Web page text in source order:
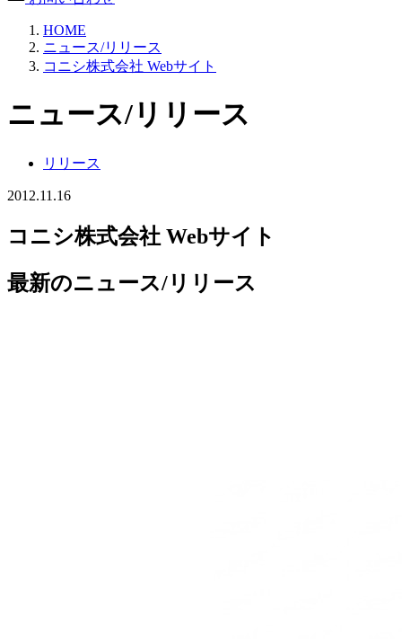
HOME
ニュース/リリース
コニシ株式会社 Webサイト
ニュース/リリース
リリース
2012.11.16
コニシ株式会社 Webサイト
最新のニュース/リリース